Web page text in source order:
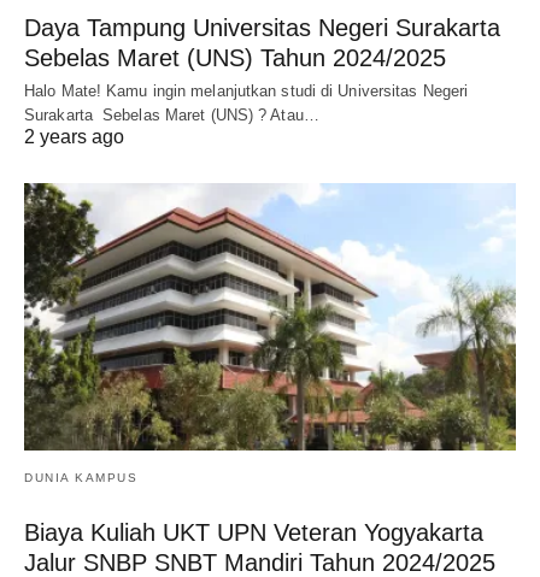
Daya Tampung Universitas Negeri Surakarta
Sebelas Maret (UNS) Tahun 2024/2025
Halo Mate! Kamu ingin melanjutkan studi di Universitas Negeri
Surakarta Sebelas Maret (UNS) ? Atau…
2 years ago
DUNIA KAMPUS
Biaya Kuliah UKT UPN Veteran Yogyakarta
Jalur SNBP SNBT Mandiri Tahun 2024/2025